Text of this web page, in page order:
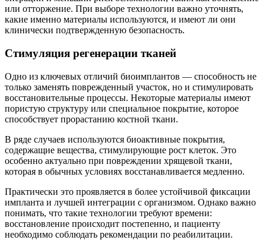
или отторжение. При выборе технологии важно уточнять,
какие именно материалы используются, и имеют ли они
клинически подтвержденную безопасность.
Стимуляция регенерации тканей
Одно из ключевых отличий биоимплантов — способность не
только заменять поврежденный участок, но и стимулировать
восстановительные процессы. Некоторые материалы имеют
пористую структуру или специальное покрытие, которое
способствует прорастанию костной ткани.
В ряде случаев используются биоактивные покрытия,
содержащие вещества, стимулирующие рост клеток. Это
особенно актуально при повреждении хрящевой ткани,
которая в обычных условиях восстанавливается медленно.
Практически это проявляется в более устойчивой фиксации
импланта и лучшей интеграции с организмом. Однако важно
понимать, что такие технологии требуют времени:
восстановление происходит постепенно, и пациенту
необходимо соблюдать рекомендации по реабилитации.